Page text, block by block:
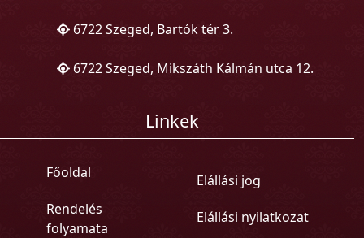
6722 Szeged, Bartók tér 3.
6722 Szeged, Mikszáth Kálmán utca 12.
Linkek
Főoldal
Rendelés
folyamata
Elállási jog
Elállási nyilatkozat